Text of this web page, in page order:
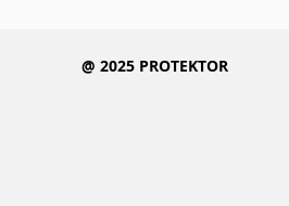
@ 2025 PROTEKTOR